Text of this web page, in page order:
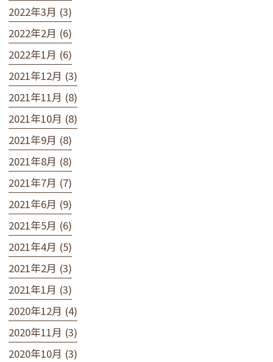
2022年3月 (3)
2022年2月 (6)
2022年1月 (6)
2021年12月 (3)
2021年11月 (8)
2021年10月 (8)
2021年9月 (8)
2021年8月 (8)
2021年7月 (7)
2021年6月 (9)
2021年5月 (6)
2021年4月 (5)
2021年2月 (3)
2021年1月 (3)
2020年12月 (4)
2020年11月 (3)
2020年10月 (3)